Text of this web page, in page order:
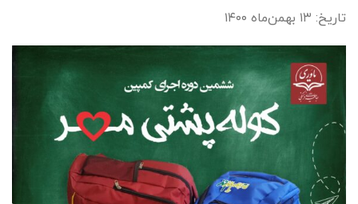
تاریخ: ۱۳ بهمن‌ماه ۱۴۰۰